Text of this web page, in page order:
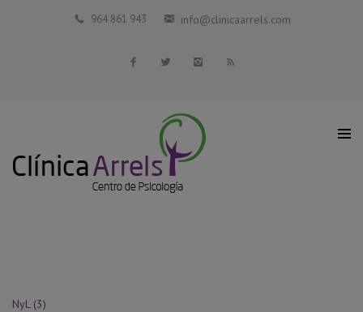
Blog
964 861 943 info@clinicaarrels.com
NyL (3)